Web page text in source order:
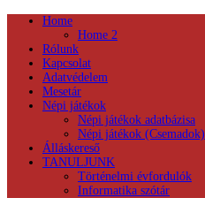
Home
Home 2
Rólunk
Kapcsolat
Adatvédelem
Mesetár
Népi játékok
Népi játékok adatbázisa
Népi játékok (Csemadok)
Álláskereső
TANULJUNK
Történelmi évfordulók
Informatika szótár